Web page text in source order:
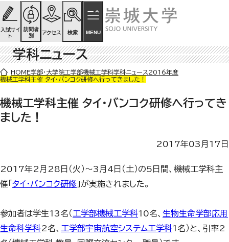
ページの先頭です
ページ内を移動するためのリンク
本文(c)へ
入試サイ
ト
訪問者
別
アクセス 検索 MENU
ここから本文です。
学科ニュース
HOME学部・大学院工学部機械工学科学科ニュース 2016年度
機械工学科主催 タイ・バンコク研修へ行ってきました！
機械工学科主催 タイ・バンコク研修へ行ってき
ました！
2017年03月17日
2017年2月28日（火）～3月4日（土）の5日間、機械工学科主
催「 タイ・バンコク研修 」が実施されました。
参加者は学生13名（ 工学部機械工学科10名、 生物生命学部応用
生命科学科2名、 工学部宇宙航空システム工学科1名）と、引率2